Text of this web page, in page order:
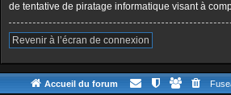
de tentative de piratage informatique visant à
Revenir à l’écran de connexion
Accueil du forum